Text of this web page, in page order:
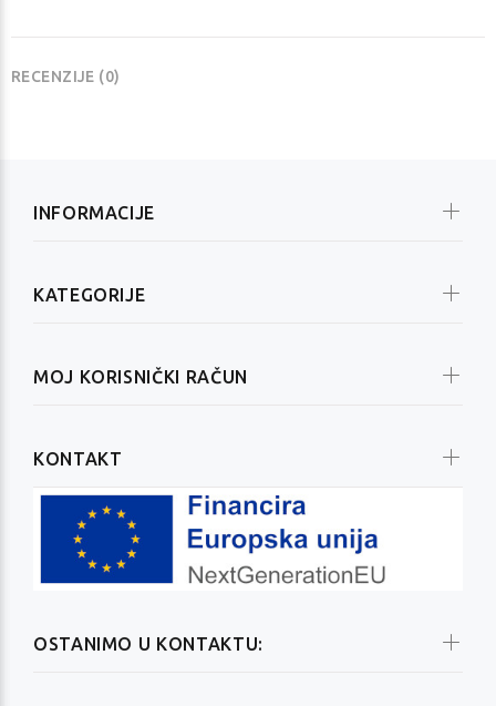
RECENZIJE (0)
OSTANIMO U KONTAKTU:
INFORMACIJE
KATEGORIJE
MOJ KORISNIČKI RAČUN
KONTAKT